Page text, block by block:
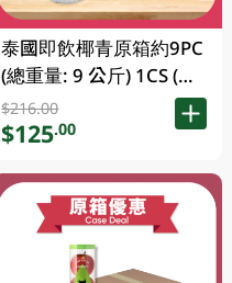
泰國即飲椰青原箱約9PC
(總重量: 9 公斤) 1CS (包
裝及品牌隨機發放)
$216.00
$125.00